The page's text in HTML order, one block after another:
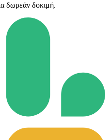
δωρεάν δοκιμή.